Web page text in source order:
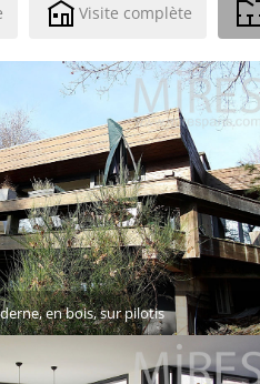
Visite complète
en bois, sur pilotis